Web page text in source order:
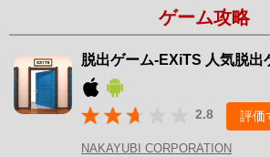
ゲーム攻略
脱出ゲーム-EXiTS 人気脱出
2.8 評価
NAKAYUBI CORPORATION